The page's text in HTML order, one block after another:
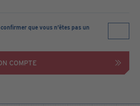
que vous n’êtes pas un
COMPTE